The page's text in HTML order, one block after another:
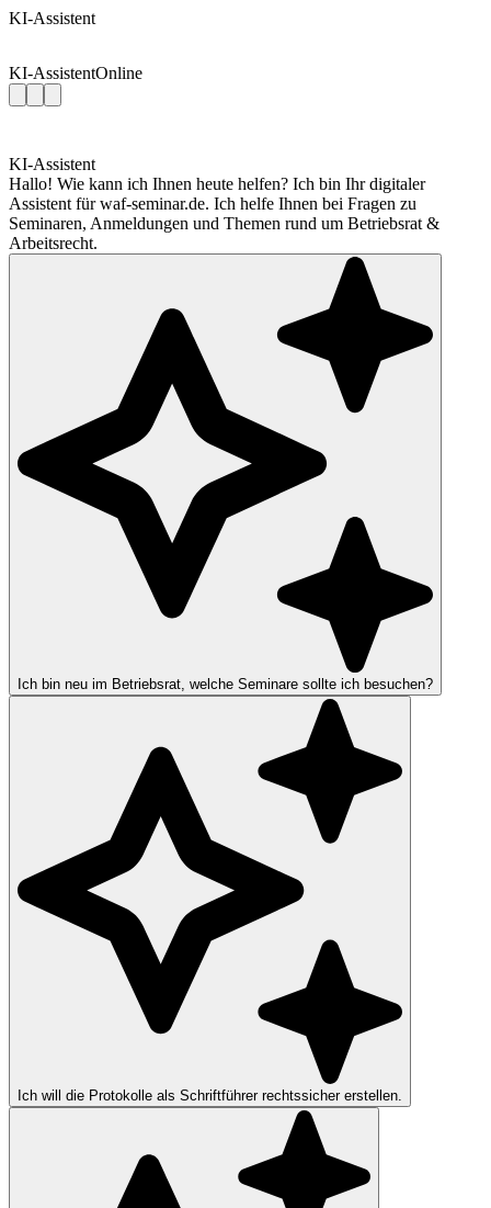
KI-Assistent
KI-AssistentOnline
KI-Assistent
Hallo! Wie kann ich Ihnen heute helfen? Ich bin Ihr digitaler
Assistent für waf-seminar.de. Ich helfe Ihnen bei Fragen zu
Seminaren, Anmeldungen und Themen rund um Betriebsrat &
Arbeitsrecht.
Ich bin neu im Betriebsrat, welche Seminare sollte ich besuchen?
Ich will die Protokolle als Schriftführer rechtssicher erstellen.